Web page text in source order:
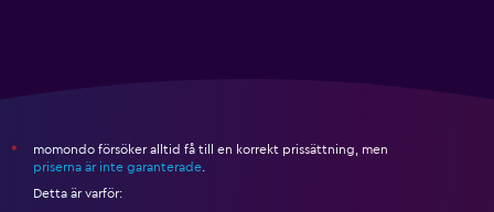
*
momondo försöker alltid få till en korrekt prissättning, men
priserna är inte garanterade
Detta är varför: